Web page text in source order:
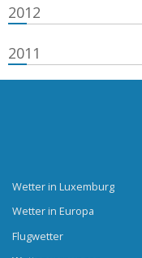
2012
2011
Wetter in Luxemburg
Wetter in Europa
Flugwetter